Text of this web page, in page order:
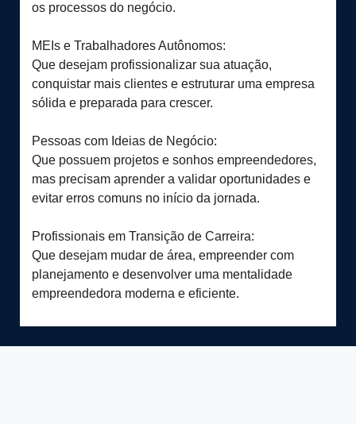
os processos do negócio.
MEIs e Trabalhadores Autônomos:
Que desejam profissionalizar sua atuação,
conquistar mais clientes e estruturar uma empresa
sólida e preparada para crescer.
Pessoas com Ideias de Negócio:
Que possuem projetos e sonhos empreendedores,
mas precisam aprender a validar oportunidades e
evitar erros comuns no início da jornada.
Profissionais em Transição de Carreira:
Que desejam mudar de área, empreender com
planejamento e desenvolver uma mentalidade
empreendedora moderna e eficiente.